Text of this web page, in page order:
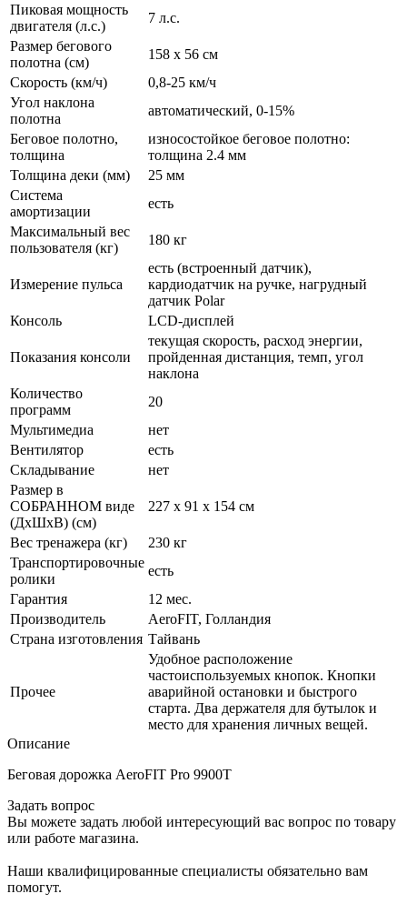
Пиковая мощность
двигателя (л.с.)
7 л.с.
Размер бегового
полотна (см)
158 х 56 см
Скорость (км/ч)
0,8-25 км/ч
Угол наклона
полотна
автоматический, 0-15%
Беговое полотно,
толщина
износостойкое беговое полотно:
толщина 2.4 мм
Толщина деки (мм)
25 мм
Система
амортизации
есть
Максимальный вес
пользователя (кг)
180 кг
Измерение пульса
есть (встроенный датчик),
кардиодатчик на ручке, нагрудный
датчик Polar
Консоль
LCD-дисплей
Показания консоли
текущая скорость, расход энергии,
пройденная дистанция, темп, угол
наклона
Количество
программ
20
Мультимедиа
нет
Вентилятор
есть
Складывание
нет
Размер в
СОБРАННОМ виде
(ДхШхВ) (см)
227 x 91 x 154 см
Вес тренажера (кг)
230 кг
Транспортировочные
ролики
есть
Гарантия
12 мес.
Производитель
AeroFIT, Голландия
Страна изготовления Тайвань
Прочее
Удобное расположение
частоиспользуемых кнопок. Кнопки
аварийной остановки и быстрого
старта. Два держателя для бутылок и
место для хранения личных вещей.
Описание
Беговая дорожка AeroFIT Pro 9900T
Задать вопрос
Вы можете задать любой интересующий вас вопрос по товару
или работе магазина.
Наши квалифицированные специалисты обязательно вам
помогут.